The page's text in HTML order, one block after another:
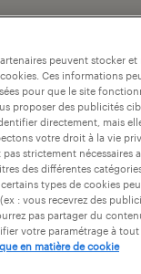
peuvent stocker et
Ces informations
pour que le site
proposer des publicités
directement, mais
votre droit à la vie
strictement nécessaires
des différentes
types de cookies
: vous recevrez des
pas partager du
votre paramétrage à
en matière de cookie